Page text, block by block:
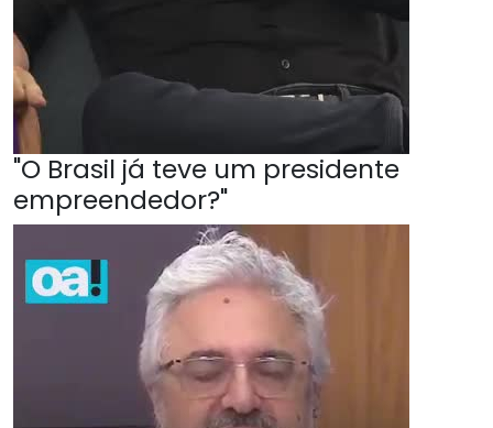
"O Brasil já teve um presidente
empreendedor?"